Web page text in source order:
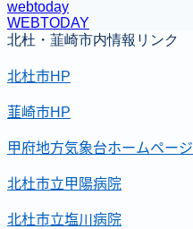
webtoday
WEBTODAY
北杜・韮崎市内情報リンク
北杜市HP
韮崎市HP
甲府地方気象台ホームページ
北杜市立甲陽病院
北杜市立塩川病院